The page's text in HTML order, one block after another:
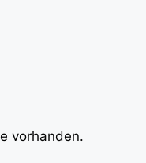
vorhanden.